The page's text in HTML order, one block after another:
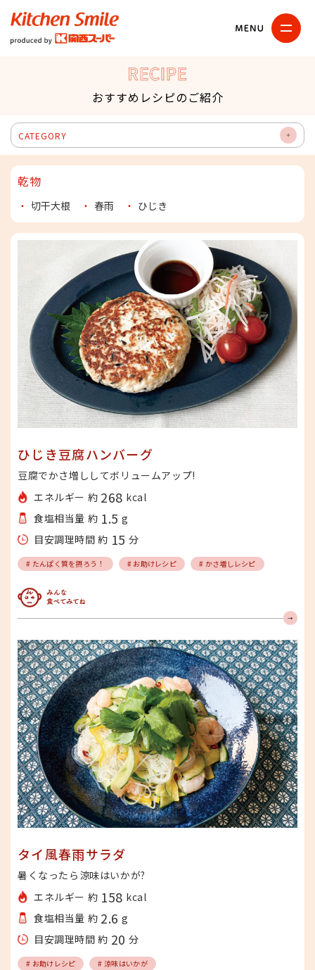
キッチンスマイル
おすすめレシピのご紹介
CATEGORY
OP
EN
乾物
・ 切干大根 ・ 春雨 ・ ひじき
ひじき豆腐ハンバーグ
豆腐でかさ増ししてボリュームアップ!
エネルギー 約 268 kcal
食塩相当量 約 1.5 g
目安調理時間 約 15 分
# たんぱく質を摂ろう！ # お助けレシピ # かさ増しレシピ
みんな食べてみてね
タイ風春雨サラダ
暑くなったら涼味はいかが?
エネルギー 約 158 kcal
食塩相当量 約 2.6 g
目安調理時間 約 20 分
# お助けレシピ # 涼味はいかが